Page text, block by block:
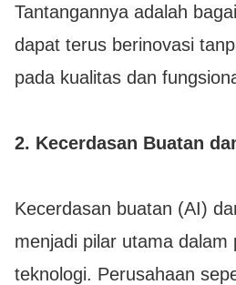
Tantangannya adalah
dapat terus berinovasi
pada kualitas dan
2. Kecerdasan Buatan
Kecerdasan buatan (AI)
menjadi pilar utama dalam
teknologi. Perusahaan